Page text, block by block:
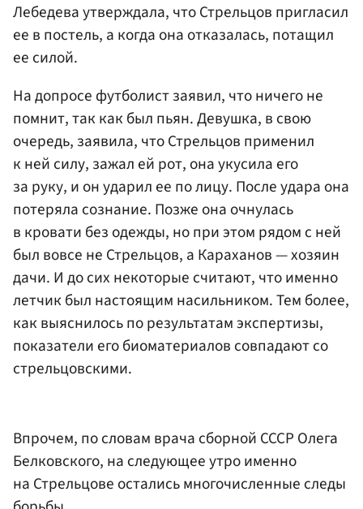
Лебедева утверждала, что Стрельцов пригласил
ее в постель, а когда она отказалась, потащил
ее силой.
На допросе футболист заявил, что ничего не
помнит, так как был пьян. Девушка, в свою
очередь, заявила, что Стрельцов применил
к ней силу, зажал ей рот, она укусила его
за руку, и он ударил ее по лицу. После удара она
потеряла сознание. Позже она очнулась
в кровати без одежды, но при этом рядом с ней
был вовсе не Стрельцов, а Караханов — хозяин
дачи. И до сих некоторые считают, что именно
летчик был настоящим насильником. Тем более,
как выяснилось по результатам экспертизы,
показатели его биоматериалов совпадают со
стрельцовскими.
Впрочем, по словам врача сборной СССР Олега
Белковского, на следующее утро именно
на Стрельцове остались многочисленные следы